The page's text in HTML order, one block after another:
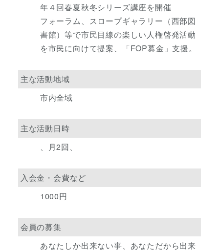
年４回春夏秋冬シリーズ講座を開催
フォーラム、スロープギャラリー（西部図
書館）等で市民目線の楽しい人権啓発活動
を市民に向けて提案、「FOP募金」支援。
主な活動地域
市内全域
主な活動日時
、月2回、
入会金・会費など
1000円
会員の募集
あなたしか出来ない事、あなただから出来